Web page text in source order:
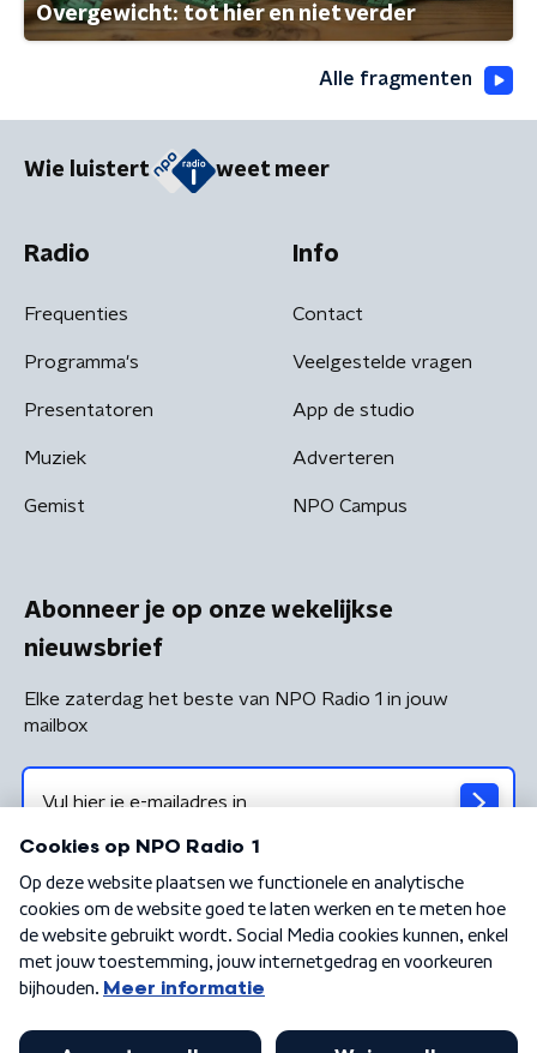
Overgewicht: tot hier en niet verder
Alle fragmenten
Wie luistert weet meer
Radio
Frequenties
Programma's
Presentatoren
Muziek
Gemist
Info
Contact
Veelgestelde vragen
App de studio
Adverteren
NPO Campus
Abonneer je op onze wekelijkse
nieuwsbrief
Elke zaterdag het beste van NPO Radio 1 in jouw
mailbox
Algemene voorwaarden